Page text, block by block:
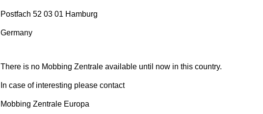
Postfach 52 03 01 Hamburg
Germany
There is no Mobbing Zentrale available until now in this country.
In case of interesting please contact
Mobbing Zentrale Europa